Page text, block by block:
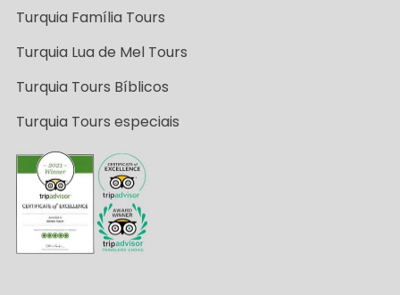
Turquia Família Tours
Turquia Lua de Mel Tours
Turquia Tours Bíblicos
Turquia Tours especiais